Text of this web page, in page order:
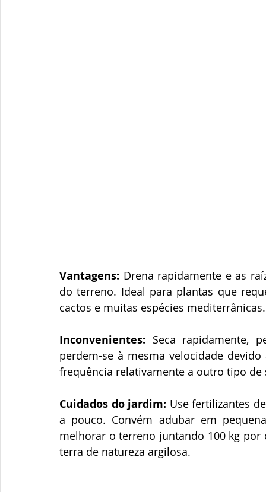
Vantagens: Drena rapidamente e as
do terreno. Ideal para plantas que
cactos e muitas espécies mediterrânicas.
Inconvenientes: Seca rapidamente,
perdem-se à mesma velocidade
frequência relativamente a outro tipo
Cuidados do jardim: Use fertilizantes
a pouco. Convém adubar em
melhorar o terreno juntando 100 kg
terra de natureza argilosa.